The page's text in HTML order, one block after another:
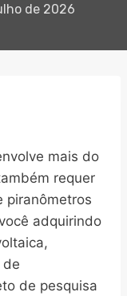
de 2026
mais do
requer
piranômetros
adquirindo
de
de pesquisa